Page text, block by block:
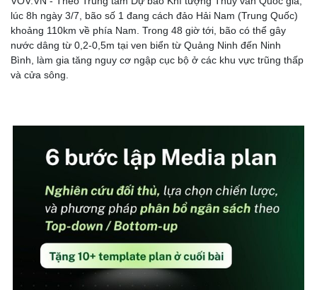
Doanh nghiệp
Công nghệ
lúc 8h ngày 3/7, bão số 1 đang cách đảo Hải Nam (Trung Quốc)
khoảng 110km về phía Nam. Trong 48 giờ tới, bão có thể gây
nước dâng từ 0,2-0,5m tại ven biển từ Quảng Ninh đến Ninh
Bình, làm gia tăng nguy cơ ngập cục bộ ở các khu vực trũng thấp
và cửa sông.